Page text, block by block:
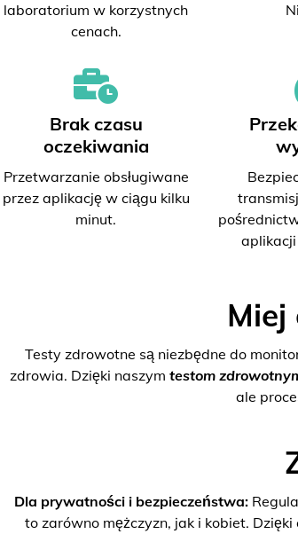
laboratorium w korzystnych
cenach.
Brak czasu
oczekiwania
Przetwarzanie obsługiwane
przez aplikację w ciągu kilku
minut.
Testy zdrowotne są niezbędne do
zdrowia. Dzięki naszym testom
ale
Dla prywatności i bezpieczeństwa:
to zarówno mężczyzn, jak i kobiet.